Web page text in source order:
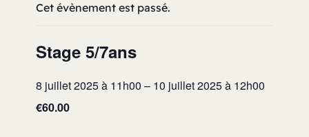
Cet évènement est passé.
Stage 5/7ans
8 juillet 2025 à 11h00 – 10 juillet 2025 à 12h00
€60.00